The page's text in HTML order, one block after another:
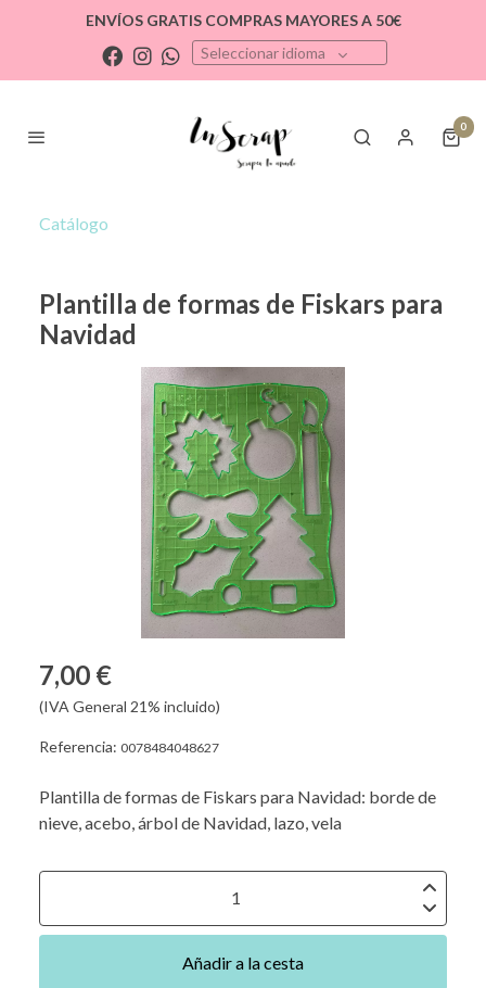
ENVÍOS GRATIS COMPRAS MAYORES A 50€
Seleccionar idioma
0
Catálogo
Plantilla de formas de Fiskars para
Navidad
7,00 €
(IVA General 21% incluido)
Referencia: 0078484048627
Plantilla de formas de Fiskars para Navidad: borde de
nieve, acebo, árbol de Navidad, lazo, vela
Añadir a la cesta